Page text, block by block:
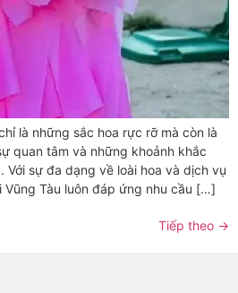
là những sắc hoa rực rỡ mà còn là
quan tâm và những khoảnh khắc
Với sự đa dạng về loài hoa và dịch vụ
Vũng Tàu luôn đáp ứng nhu cầu […]
Tiếp theo →